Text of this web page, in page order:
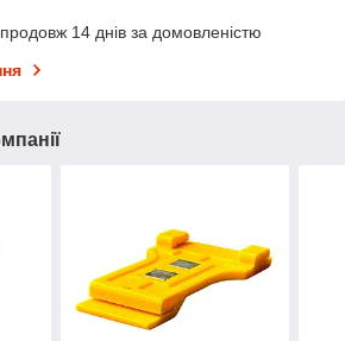
14 днів за домовленістю